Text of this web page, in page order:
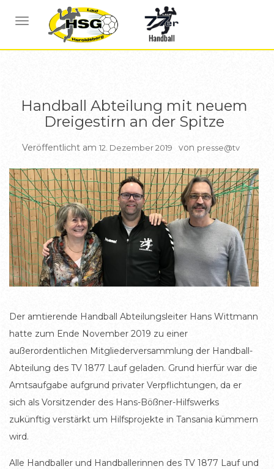
NAVIGATION UMSCHALTEN
BERICHTE
Handball Abteilung mit neuem
Dreigestirn an der Spitze
Veröffentlicht am 12. Dezember 2019 von presse@tv
Der amtierende Handball Abteilungsleiter Hans Wittmann
hatte zum Ende November 2019 zu einer
außerordentlichen Mitgliederversammlung der Handball-
Abteilung des TV 1877 Lauf geladen. Grund hierfür war die
Amtsaufgabe aufgrund privater Verpflichtungen, da er
sich als Vorsitzender des Hans-Bößner-Hilfswerks
zukünftig verstärkt um Hilfsprojekte in Tansania kümmern
wird.
Alle Handballer und Handballerinnen des TV 1877 Lauf und